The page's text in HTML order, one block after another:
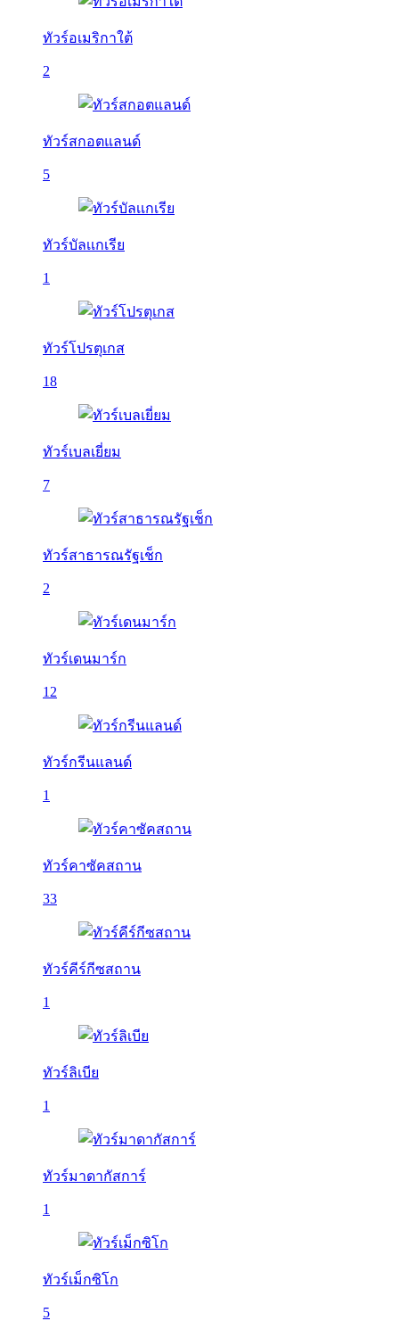
ทัวร์อเมริกาใต้
2
ทัวร์สกอตแลนด์
5
ทัวร์บัลเเกเรีย
1
ทัวร์โปรตุเกส
18
ทัวร์เบลเยี่ยม
7
ทัวร์สาธารณรัฐเช็ก
2
ทัวร์เดนมาร์ก
12
ทัวร์กรีนแลนด์
1
ทัวร์คาซัคสถาน
33
ทัวร์คีร์กีซสถาน
1
ทัวร์ลิเบีย
1
ทัวร์มาดากัสการ์
1
ทัวร์เม็กซิโก
5